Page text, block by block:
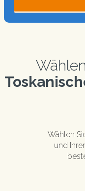
Wählen
und